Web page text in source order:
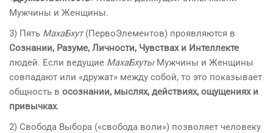
Мужчины и Женщины.
3) Пять МахаБхут(ПервоЭлементов) проявляются в
Сознании, Разуме, Личности, Чувствах и Интеллекте
людей. Если ведущие МахаБхутыМужчины и Женщины
совпадают или «дружат» между собой, то это показывает
общность в осознании, мыслях, действиях, ощущениях и
привычках.
2) Свобода Выбора («свобода воли») позволяет человеку